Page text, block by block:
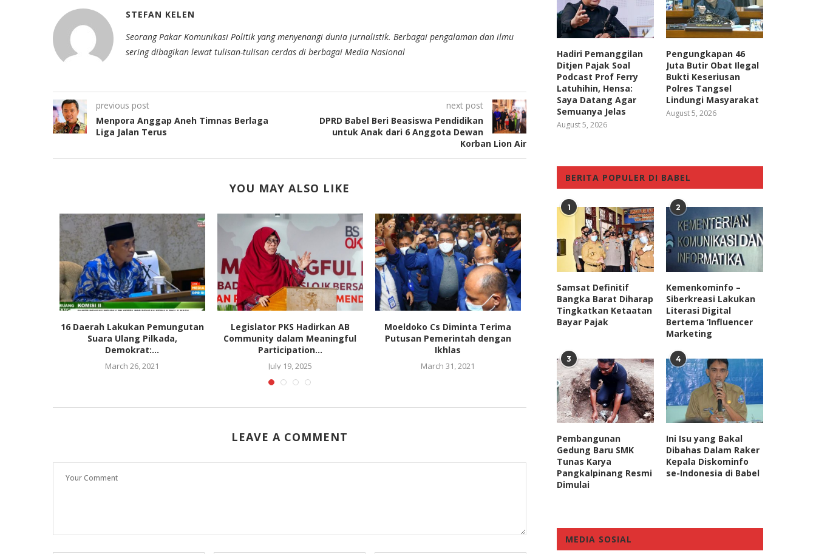
STEFAN KELEN
Seorang Pakar Komunikasi Politik yang menyenangi dunia jurnalistik. Berbagai pengalaman dan ilmu
sering dibagikan lewat tulisan-tulisan cerdas di berbagai Media Nasional
previous post
Menpora Anggap Aneh Timnas Berlaga
Liga Jalan Terus
next post
DPRD Babel Beri Beasiswa Pendidikan
untuk Anak dari 6 Anggota Dewan
Korban Lion Air
YOU MAY ALSO LIKE
16 Daerah Lakukan Pemungutan
Suara Ulang Pilkada,
Demokrat:...
March 26, 2021
Legislator PKS Hadirkan AB
Community dalam Meaningful
Participation...
July 19, 2025
Moeldoko Cs Diminta Terima
Putusan Pemerintah dengan
Ikhlas
March 31, 2021
DPR Minta BNPT Hapus Sentimen
Agama dalam Pemberantasan...
February 13, 2023
DPR Kawal Finalisasi Aturan
LEAVE A COMMENT
Hadiri Pemanggilan
Ditjen Pajak Soal
Podcast Prof Ferry
Latuhihin, Hensa:
Saya Datang Agar
Semuanya Jelas
August 5, 2026
Pengungkapan 46
Juta Butir Obat Ilegal
Bukti Keseriusan
Polres Tangsel
Lindungi Masyarakat
August 5, 2026
BERITA POPULER DI BABEL
1
Samsat Definitif
Bangka Barat Diharap
Tingkatkan Ketaatan
Bayar Pajak
2
Kemenkominfo –
Siberkreasi Lakukan
Literasi Digital
Bertema ‘Influencer
Marketing
3
Pembangunan
Gedung Baru SMK
Tunas Karya
Pangkalpinang Resmi
Dimulai
4
Ini Isu yang Bakal
Dibahas Dalam Raker
Kepala Diskominfo
se-Indonesia di Babel
MEDIA SOSIAL